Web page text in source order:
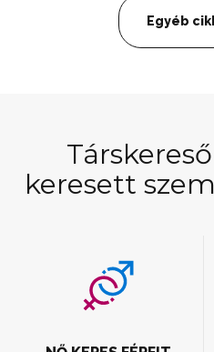
Egyéb
keresett